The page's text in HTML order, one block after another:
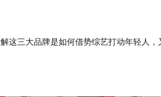
这三大品牌是如何借势综艺打动年轻人